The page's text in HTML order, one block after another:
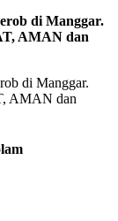
di Manggar.
AMAN dan